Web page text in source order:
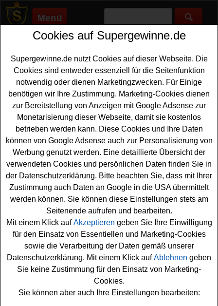
Menü
Supergewinne.de>Gewinnspiele>Sonstige Gewinnspiele
Anzeige:
Anzeige:
Futterhaus Adventskalender
Gewinnspiel
Ein kostenlosesAdventskalender Gewinnspiel2025 hat
Das Futterhaus in der App gestartet. Schöne Sachpreise
und Überraschungen für Hunde, Katzen, Fische und
Terrarienbewohner warten hinter den Türchen im
Futterhaus Adventskalender 2025. Mit etwas Glück
können Sie eine davon gewinnen. Heiligabend wartet
Kurzurlaubmit zwei Übernachtungen im Beach Motel
Heiligenhafen auf einen glücklichen Gewinner.
Falls Sie an dem Futterhaus Adventskalender
Gewinnspiel gratis teilnehmen möchten, müssen Sie die
täglichen Türchen öffnen und können sich damit schon
Ihre Chance sichern. Viel Glück und eine schöne
Vorweihnachtszeit!
Cookies auf Supergewinne.de
Supergewinne.de nutzt Cookies auf dieser Webseite. Die
Cookies sind entweder essenziell für die Seitenfunktion
notwendig oder dienen Marketingzwecken. Für Einige
benötigen wir Ihre Zustimmung. Marketing-Cookies dienen
zur Bereitstellung von Anzeigen mit Google Adsense zur
Monetarisierung dieser Webseite, damit sie kostenlos
betrieben werden kann. Diese Cookies und Ihre Daten
können von Google Adsense auch zur Personalisierung von
Werbung genutzt werden. Eine detaillierte Übersicht der
verwendeten Cookies und persönlichen Daten finden Sie in
der Datenschutzerklärung. Bitte beachten Sie, dass mit Ihrer
Zustimmung auch Daten an Google in die USA übermittelt
werden können. Sie können diese Einstellungen stets am
Seitenende aufrufen und bearbeiten.
Mit einem Klick aufAkzeptieren geben Sie Ihre Einwilligung
für den Einsatz von Essentiellen und Marketing-Cookies
sowie die Verarbeitung der Daten gemäß unserer
Datenschutzerklärung. Mit einem Klick aufAblehnen geben
Sie keine Zustimmung für den Einsatz von Marketing-
Cookies.
Sie können aber auch Ihre Einstellungen bearbeiten: